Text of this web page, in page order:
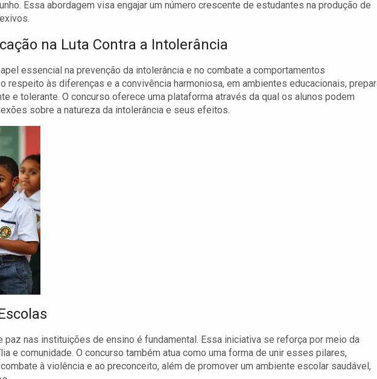
Essa abordagem visa engajar um número crescente de estudantes na produção de
na Luta Contra a Intolerância
essencial na prevenção da intolerância e no combate a comportamentos
respeito às diferenças e a convivência harmoniosa, em ambientes educacionais,
e tolerante. O concurso oferece uma plataforma através da qual os alunos podem
sobre a natureza da intolerância e seus efeitos.
paz nas instituições de ensino é fundamental. Essa iniciativa se reforça por meio da
e comunidade. O concurso também atua como uma forma de unir esses pilares,
à violência e ao preconceito, além de promover um ambiente escolar saudável,